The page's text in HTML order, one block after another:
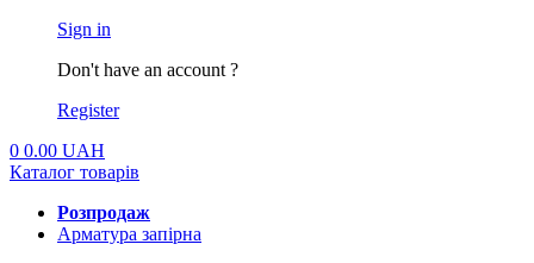
Sign in
Don't have an account ?
Register
0 0.00 UAH
Каталог товарів
Розпродаж
Арматура запірна